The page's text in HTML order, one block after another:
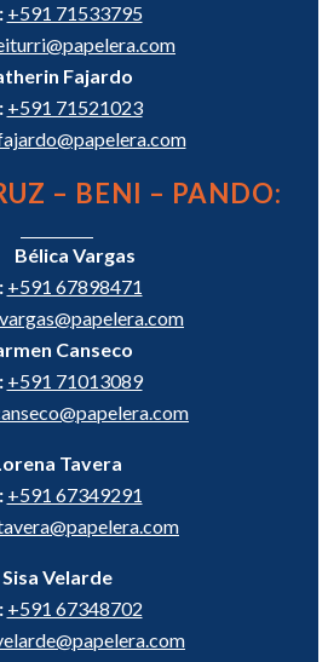
+591 71533795
Fajardo
+591 71521023
– BENI – PANDO:
Bélica Vargas
+591 67898471
Canseco
+591 71013089
Tavera
+591 67349291
Sisa Velarde
+591 67348702